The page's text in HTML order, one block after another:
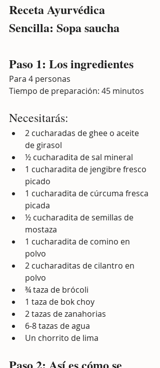
Receta Ayurvédica
Sencilla: Sopa saucha
Paso 1: Los ingredientes
Para 4 personas
Tiempo de preparación: 45 minutos
Necesitarás:
2 cucharadas de ghee o aceite
de girasol
½ cucharadita de sal mineral
1 cucharadita de jengibre fresco
picado
1 cucharadita de cúrcuma fresca
picada
½ cucharadita de semillas de
mostaza
1 cucharadita de comino en
polvo
2 cucharaditas de cilantro en
polvo
¾ taza de brócoli
1 taza de bok choy
2 tazas de zanahorias
6-8 tazas de agua
Un chorrito de lima